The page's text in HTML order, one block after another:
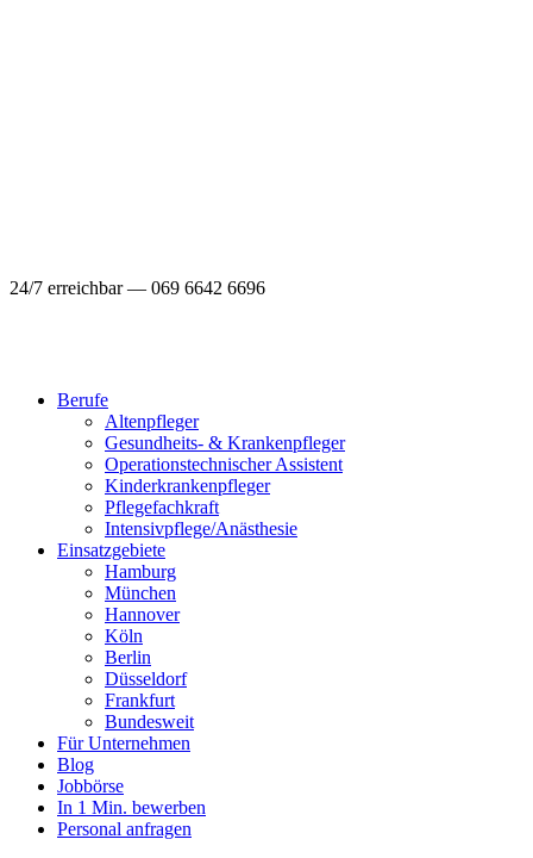
24/7 erreichbar — 069 6642 6696
Berufe
Altenpfleger
Gesundheits- & Krankenpfleger
Operationstechnischer Assistent
Kinderkrankenpfleger
Pflegefachkraft
Intensivpflege/Anästhesie
Einsatzgebiete
Hamburg
München
Hannover
Köln
Berlin
Düsseldorf
Frankfurt
Bundesweit
Für Unternehmen
Blog
Jobbörse
In 1 Min. bewerben
Personal anfragen